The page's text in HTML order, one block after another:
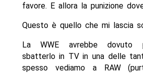
favore. E allora la punizione
Questo è quello che mi lascia
La WWE avrebbe dovuto
sbatterlo in TV in una delle
spesso vediamo a RAW